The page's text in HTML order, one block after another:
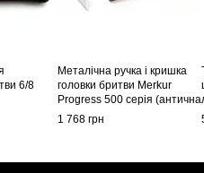
6/8
Металічна ручка і кришка
головки бритви Merkur
Progress 500 серія (антична
латунь)
1 768 грн